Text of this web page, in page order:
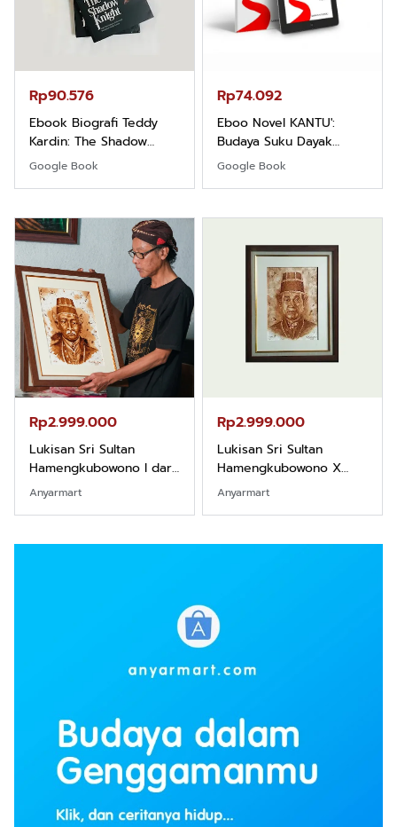
Rp90.576
Ebook Biografi Teddy
Kardin: The Shadow
Khight |
Google Book
Rp74.092
Eboo Novel KANTU':
Budaya Suku Dayak
Borneo
Google Book
Rp2.999.000
Lukisan Sri Sultan
Hamengkubowono I dari
Kopi Karya Rudi Winarso
Anyarmart
Rp2.999.000
Lukisan Sri Sultan
Hamengkubowono X
dari Kopi Karya Rudi
Winarso
Anyarmart